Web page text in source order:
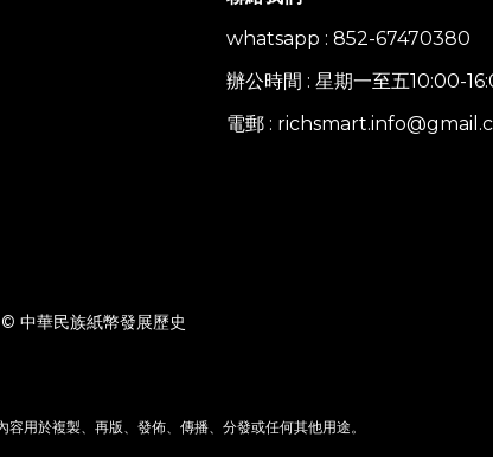
whatsapp : 852-67470380
辦公時間 : 星期一至五10:00-
電郵 :
中華民族紙幣發展歷史
用於複製、再版、發佈、傳播、分發或任何其他用途。